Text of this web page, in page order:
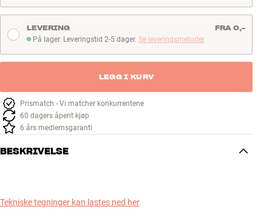
Kundeservice
Kundeservice
Bygg med lydPå lager. Leveringstid 2-5 dager
På lager. Leveringstid 2-5 dager. Se leveringsmetoder
LEVERING FRA 0,-
LEGG I KURV
Prismatch - Vi matcher konkurrentene
60 dagers åpent kjøp
6 års medlemsgaranti
BESKRIVELSE
Tekniske tegninger kan lastes ned her